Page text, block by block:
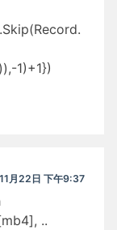
1)+1})
月22日 下午9:37
..